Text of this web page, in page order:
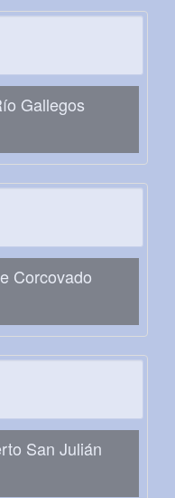
Gallegos
Corcovado
San Julián